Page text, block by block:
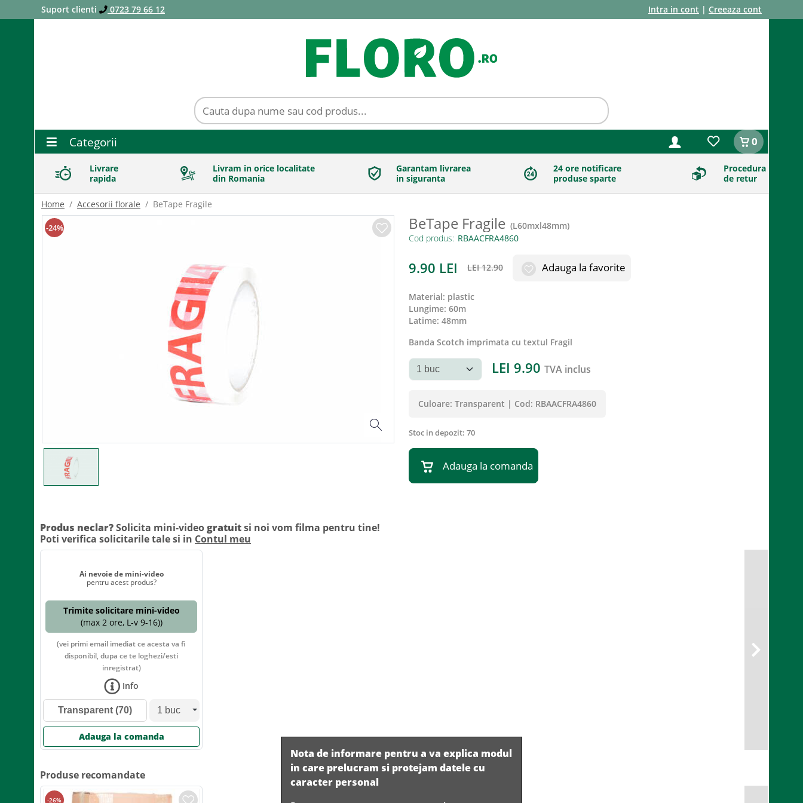
Suport clienti 0723 79 66 12 Intra in cont | Creeaza cont
Categorii 0
Livrare
rapida
Livram in orice localitate
din Romania
Garantam livrarea
in siguranta
24 ore notificare
produse sparte
Procedura
de retur
Home Accesorii florale BeTape Fragile
-24% BeTape Fragile (L60mxl48mm)
Cod produs:
9.90 LEI LEI12.90 Adauga la favorite
material: plastic
lungime: 60m
latime: 48mm
Banda Scotch imprimata cu textul Fragil
LEI 9.90 TVA inclus
Culoare: Transparent | Cod: RBAACFRA4860
Stoc in depozit: 70
Adauga la comanda
Produs neclar?Solicita mini-video gratuitsi noi vom filma pentru tine!
Poti verifica solicitarile tale si in Contul meu
Ai nevoie de mini-video
pentru acest produs?
Trimite solicitare mini-video
(max 2 ore, L-v 9-16))
(vei primi email imediat ce acesta va fi
disponibil, dupa ce te loghezi/esti
inregistrat)
Info
Transparent (70)
Adauga la comanda
Produse recomandate
-26%
Nota de informare pentru a va explica modul
in care prelucram si protejam datele cu
caracter personal